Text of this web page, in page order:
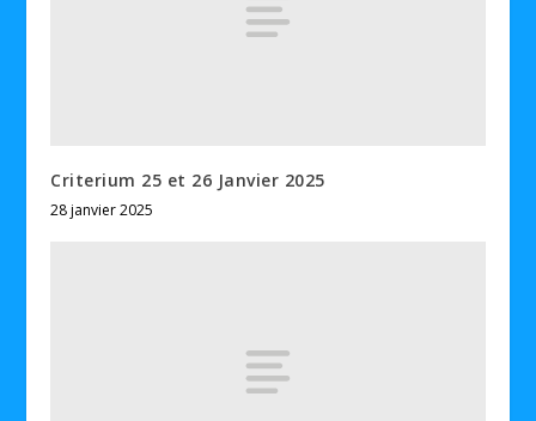
Criterium 25 et 26 Janvier 2025
28 janvier 2025